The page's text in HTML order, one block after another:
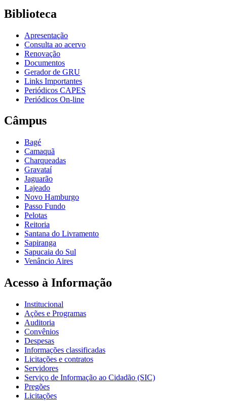
Biblioteca
Apresentação
Consulta ao acervo
Renovação
Documentos
Gerador de GRU
Links Importantes
Periódicos CAPES
Periódicos On-line
Câmpus
Bagé
Camaquã
Charqueadas
Gravataí
Jaguarão
Lajeado
Novo Hamburgo
Passo Fundo
Pelotas
Reitoria
Santana do Livramento
Sapiranga
Sapucaia do Sul
Venâncio Aires
Acesso à Informação
Institucional
Ações e Programas
Auditoria
Convênios
Despesas
Informações classificadas
Licitações e contratos
Servidores
Serviço de Informação ao Cidadão (SIC)
Pregões
Licitações